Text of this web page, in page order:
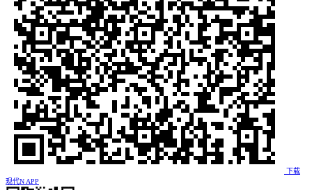
下载
现代N APP